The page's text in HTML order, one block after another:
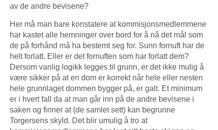
av de andre bevisene?
Her må man bare konstatere at kommisjonsmedlemmene
har kastet alle hemninger over bord for å nå det mål som
de på forhånd må ha bestemt seg for. Sunn fornuft har de
helt forlatt. Eller er det fornuften som har forlatt dem?
Dersom vanlig logikk legges til grunn, er det ikke mulig å
være sikker på at en dom er korrekt når hele eller nesten
hele grunnlaget dommen bygger på, er galt. Et minimum
er i hvert fall da at man går inn på de andre bevisene i
saken og finner at (de samlet sett) kan begrunne
Torgersens skyld. Det blir umulig å tro at